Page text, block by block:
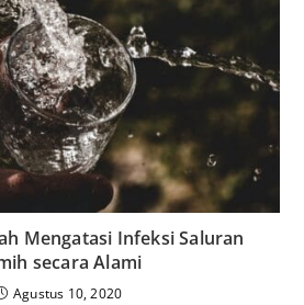
Mengatasi Infeksi Saluran
secara Alami
Agustus 10, 2020